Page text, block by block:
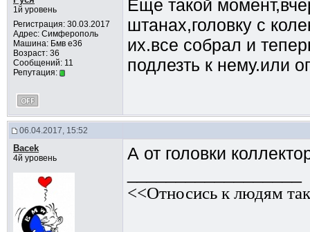
1й уровень
Регистрация: 30.03.2017
Адрес: Симферополь
Машина: Бмв е36
Возраст: 36
Сообщений: 11
Репутация:
Еще такой
штанах,головку с
их.все собрал и
подлезть к нему.или
06.04.2017, 15:52
Bacek
4й уровень
А от головки
<<Относись к людям